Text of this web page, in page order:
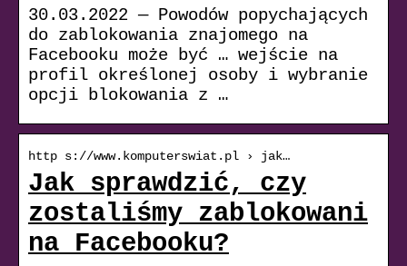
30.03.2022 — Powodów popychających
do zablokowania znajomego na
Facebooku może być … wejście na
profil określonej osoby i wybranie
opcji blokowania z …
http s://www.komputerswiat.pl › jak…
Jak sprawdzić, czy
zostaliśmy zablokowani
na Facebooku?